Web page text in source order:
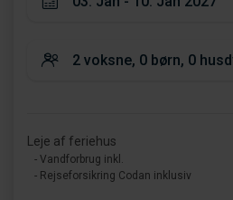
Leje af feriehus
- Vandforbrug inkl.
- Rejseforsikring Codan inklusiv